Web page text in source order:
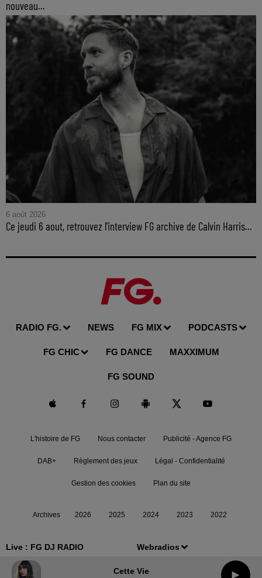
Live : FG DJ RADIO Webradios
Cette Vie
nouveau...
6 août 2026
Ce jeudi 6 aout, retrouvez l'interview FG archive de Calvin Harris...
RADIO FG. NEWS FG MIX PODCASTS
FG CHIC FG DANCE MAXXIMUM
FG SOUND
L'histoire de FG Nous contacter Publicité - Agence FG
DAB+ Règlement des jeux Légal - Confidentialité
Gestion des cookies Plan du site
Archives 2026 2025 2024 2023 2022